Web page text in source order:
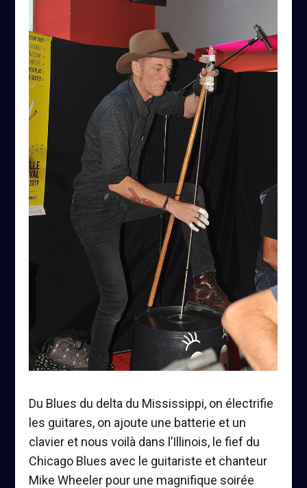
Du Blues du delta du Mississippi, on électrifie
les guitares, on ajoute une batterie et un
clavier et nous voilà dans l’Illinois, le fief du
Chicago Blues avec le guitariste et chanteur
Mike Wheeler pour une magnifique soirée